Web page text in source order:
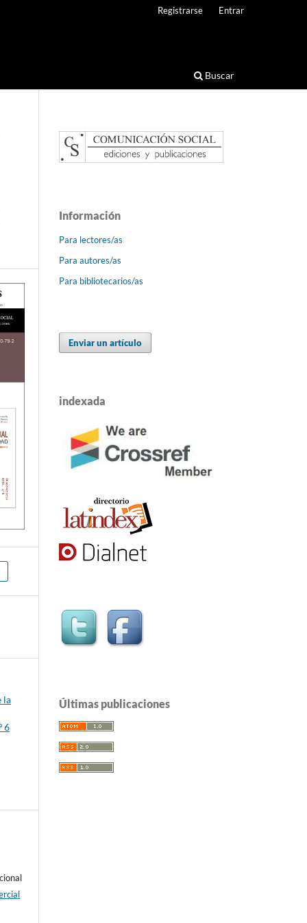
Buscar
Registrarse Entrar
la
6
Información
Para lectores/as
Para autores/as
Para bibliotecarios/as
Enviar un artículo
indexada
Últimas publicaciones